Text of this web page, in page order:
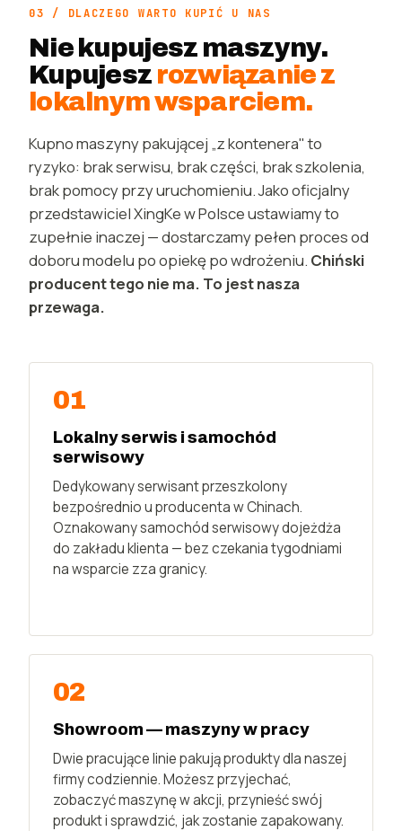
03 / DLACZEGO WARTO KUPIĆ U NAS
Nie kupujesz maszyny.
Kupujesz rozwiązanie z
lokalnym wsparciem.
Kupno maszyny pakującej „z kontenera" to
ryzyko: brak serwisu, brak części, brak szkolenia,
brak pomocy przy uruchomieniu. Jako oficjalny
przedstawiciel XingKe w Polsce ustawiamy to
zupełnie inaczej — dostarczamy pełen proces od
doboru modelu po opiekę po wdrożeniu. Chiński
producent tego nie ma. To jest nasza
przewaga.
01
Lokalny serwis i samochód
serwisowy
Dedykowany serwisant przeszkolony
bezpośrednio u producenta w Chinach.
Oznakowany samochód serwisowy dojeżdża
do zakładu klienta — bez czekania tygodniami
na wsparcie zza granicy.
02
Showroom — maszyny w pracy
Dwie pracujące linie pakują produkty dla naszej
firmy codziennie. Możesz przyjechać,
zobaczyć maszynę w akcji, przynieść swój
produkt i sprawdzić, jak zostanie zapakowany.